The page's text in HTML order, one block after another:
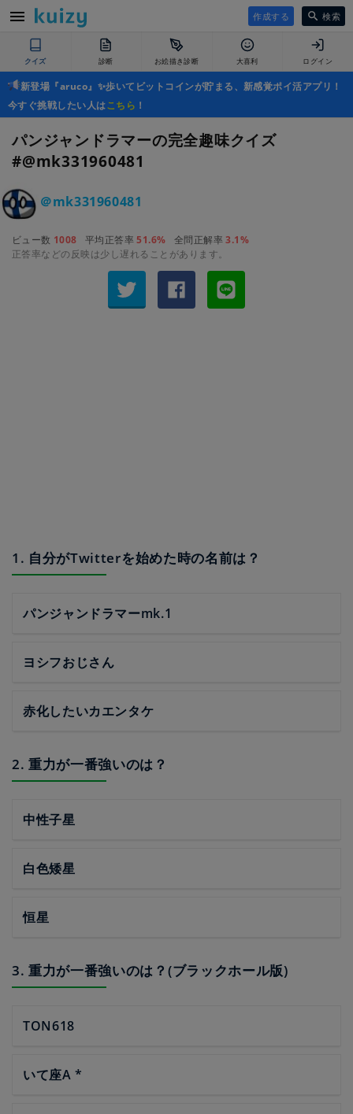
作成する 検索
クイズ 診断 お絵描き診断 大喜利 ログイン
新登場『aruco』✨歩いてビットコインが貯まる、新感覚ポイ活アプリ！
今すぐ挑戦したい人はこちら ！
パンジャンドラマーの完全趣味クイズ
#@mk331960481
＠mk331960481
ビュー数 1008 平均正答率51.6% 全問正解率3.1%
正答率などの反映は少し遅れることがあります。
1. 自分がTwitterを始めた時の名前は？
パンジャンドラマーmk.1
ヨシフおじさん
赤化したいカエンタケ
2. 重力が一番強いのは？
中性子星
白色矮星
恒星
3. 重力が一番強いのは？(ブラックホール版)
TON618
いて座A *